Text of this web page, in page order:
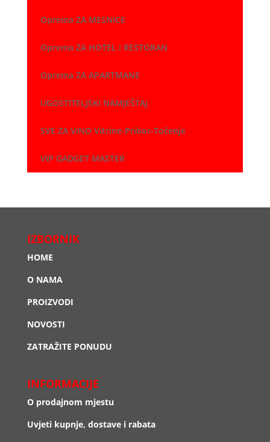
Oprema ZA MESNICE
Oprema ZA HOTEL i RESTORAN
Oprema ZA APARTMANE
UGOSTITELJSKI NAMJEŠTAJ
SVE ZA VINO Vitrine-Pribor-Točenje
VIP GADGET MASTER
IZBORNIK
HOME
O NAMA
PROIZVODI
NOVOSTI
ZATRAŽITE PONUDU
INFORMACIJE
O prodajnom mjestu
Uvjeti kupnje, dostave i rabata